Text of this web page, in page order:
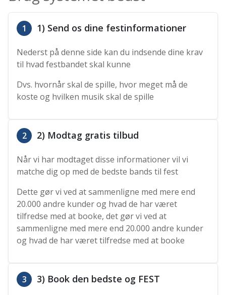
1 1) Send os dine festinformationer
Nederst på denne side kan du indsende dine krav
til hvad festbandet skal kunne
Dvs. hvornår skal de spille, hvor meget må de
koste og hvilken musik skal de spille
2 2) Modtag gratis tilbud
Når vi har modtaget disse informationer vil vi
matche dig op med de bedste bands til fest
Dette gør vi ved at sammenligne med mere end
20.000 andre kunder og hvad de har været
tilfredse med at booke, det gør vi ved at
sammenligne med mere end 20.000 andre kunder
og hvad de har været tilfredse med at booke
3 3) Book den bedste og FEST